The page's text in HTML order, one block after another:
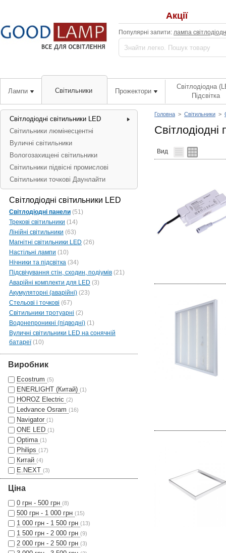
Акції
Популярні запити: лампа
Лампи Світильники Прожектори
Світлодіодна
Підсвітка
Головна > Світильники >
Світлодіодні
Вид
Світлодіодні світильники LED
Світильники люмінесцентні
Вуличні світильники
Вологозахищені світильники
Світильники підвісні промислові
Світильники точкові Даунлайти
Світлодіодні світильники LED
Світлодіодні панели (51)
Трекові світильники (14)
Лінійні світильники (63)
Магнітні світильники LED (26)
Настільні лампи (10)
Нічники та підсвітка (34)
Підсвічування стін, сходин, подіумів (21)
Аварійні комплекти для LED (3)
Акумуляторні (аварійні) (23)
Стельові і точкові (67)
Світильники тротуарні (2)
Водонепроникні (підводні) (1)
Вуличні світильники LED на сонячній
батареї (10)
Виробник
Ecostrum (5)
ENERLIGHT (Китай) (1)
HOROZ Electric (2)
Ledvance Osram (16)
Navigator (1)
ONE LED (1)
Optima (1)
Philips (17)
Китай (4)
E.NEXT (3)
Ціна
0 грн - 500 грн (8)
500 грн - 1 000 грн (15)
1 000 грн - 1 500 грн (13)
1 500 грн - 2 000 грн (9)
2 000 грн - 2 500 грн (3)